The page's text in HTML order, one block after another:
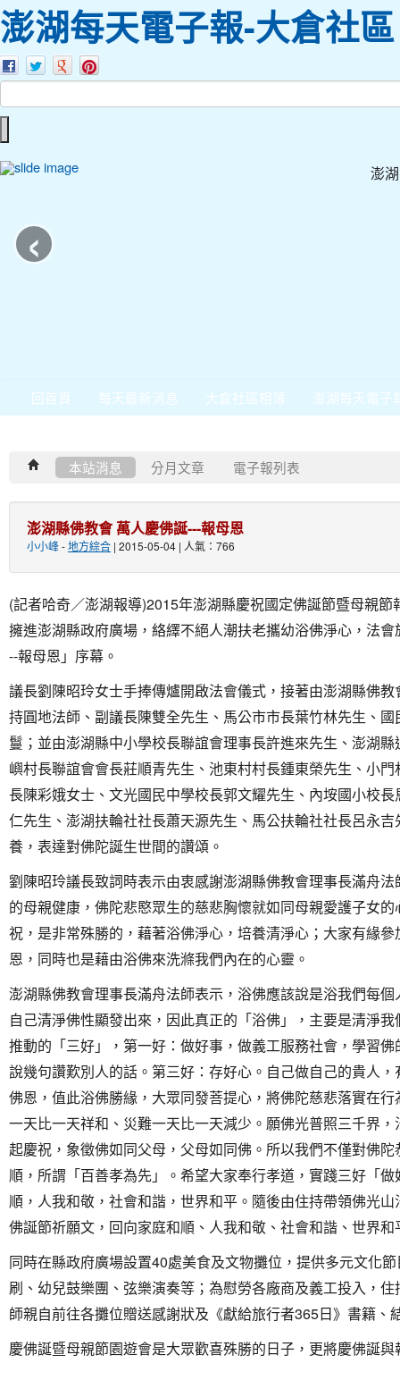
澎湖每天電子報-大倉社區
澎
‹
回首頁 每天最新消息 大倉社區相簿 澎湖每天電子
本站消息 分月文章 電子報列表
澎湖縣佛教會 萬人慶佛誕---報母恩
小小峰-地方綜合 | 2015-05-04 | 人氣：766
(記者哈奇／澎湖報導)2015年澎湖縣慶祝國定佛誕節暨母親
擁進澎湖縣政府廣場，絡繹不絕人潮扶老攜幼浴佛淨心，法
--報母恩」序幕。
議長劉陳昭玲女士手捧傳爐開啟法會儀式，接著由澎湖縣佛
持圓地法師、副議長陳雙全先生、馬公市市長葉竹林先生、
鬘；並由澎湖縣中小學校長聯誼會理事長許進來先生、澎湖
嶼村長聯誼會會長莊順青先生、池東村村長鍾東榮先生、小
長陳彩娥女士、文光國民中學校長郭文耀先生、內垵國小校
仁先生、澎湖扶輪社社長蕭天源先生、馬公扶輪社社長呂永
養，表達對佛陀誕生世間的讚頌。
劉陳昭玲議長致詞時表示由衷感謝澎湖縣佛教會理事長滿舟
的母親健康，佛陀悲愍眾生的慈悲胸懷就如同母親愛護子女
祝，是非常殊勝的，藉著浴佛淨心，培養清淨心；大家有緣
恩，同時也是藉由浴佛來洗滌我們內在的心靈。
澎湖縣佛教會理事長滿舟法師表示，浴佛應該說是浴我們每
自己清淨佛性顯發出來，因此真正的「浴佛」，主要是清淨
推動的「三好」，第一好：做好事，做義工服務社會，學習
說幾句讚歎別人的話。第三好：存好心。自己做自己的貴人
佛恩，值此浴佛勝緣，大眾同發菩提心，將佛陀慈悲落實在
一天比一天祥和、災難一天比一天減少。願佛光普照三千界
起慶祝，象徵佛如同父母，父母如同佛。所以我們不僅對佛
順，所謂「百善孝為先」。希望大家奉行孝道，實踐三好「
順，人我和敬，社會和諧，世界和平。隨後由住持帶領佛光
佛誕節祈願文，回向家庭和順、人我和敬、社會和諧、世界和
同時在縣政府廣場設置40處美食及文物攤位，提供多元文化
刷、幼兒鼓樂團、弦樂演奏等；為慰勞各廠商及義工投入，
師親自前往各攤位贈送感謝狀及《獻給旅行者365日》書籍、
慶佛誕暨母親節園遊會是大眾歡喜殊勝的日子，更將慶佛誕